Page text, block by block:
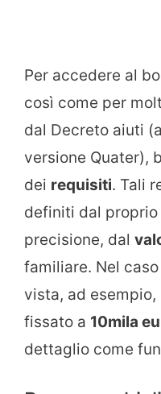
Per accedere al
così come per
dal Decreto aiuti
versione Quater),
dei requisiti. Tali
definiti dal
precisione, dal
familiare. Nel
vista, ad
fissato a 10mila
dettaglio come